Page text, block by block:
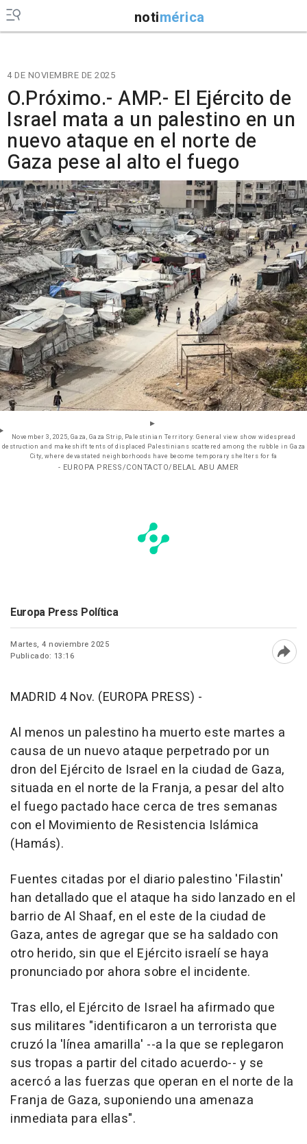
notimérica
4 DE NOVIEMBRE DE 2025
O.Próximo.- AMP.- El Ejército de
Israel mata a un palestino en un
nuevo ataque en el norte de
Gaza pese al alto el fuego
November 3, 2025, Gaza, Gaza Strip, Palestinian Territory: General view show widespread
destruction and makeshift tents of displaced Palestinians scattered among the rubble in Gaza
City, where devastated neighborhoods have become temporary shelters for fa
- EUROPA PRESS/CONTACTO/BELAL ABU AMER
Europa Press Política
Martes, 4 noviembre 2025
Publicado: 13:16
MADRID 4 Nov. (EUROPA PRESS) -
Al menos un palestino ha muerto este martes a
causa de un nuevo ataque perpetrado por un
dron del Ejército de Israel en la ciudad de Gaza,
situada en el norte de la Franja, a pesar del alto
el fuego pactado hace cerca de tres semanas
con el Movimiento de Resistencia Islámica
(Hamás).
Fuentes citadas por el diario palestino 'Filastin'
han detallado que el ataque ha sido lanzado en el
barrio de Al Shaaf, en el este de la ciudad de
Gaza, antes de agregar que se ha saldado con
otro herido, sin que el Ejército israelí se haya
pronunciado por ahora sobre el incidente.
Tras ello, el Ejército de Israel ha afirmado que
sus militares "identificaron a un terrorista que
cruzó la 'línea amarilla' --a la que se replegaron
sus tropas a partir del citado acuerdo-- y se
acercó a las fuerzas que operan en el norte de la
Franja de Gaza, suponiendo una amenaza
inmediata para ellas".